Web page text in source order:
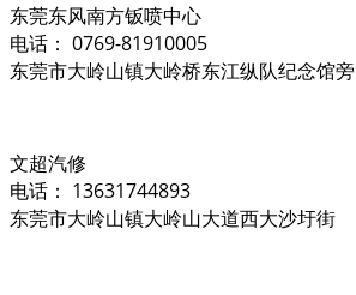
东莞东风南方钣喷中心
电话： 0769-81910005
东莞市大岭山镇大岭桥东江纵队纪念馆旁
文超汽修
电话： 13631744893
东莞市大岭山镇大岭山大道西大沙圩街